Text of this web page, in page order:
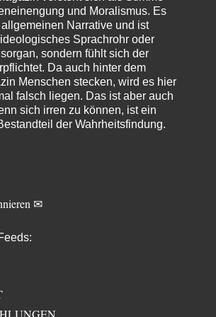
zu:
wir müssen alle sterben!
dieses Kommentars weiß es ganz genau. Er hat die
SYSTEMvor 15 Stunden zu:
scheiterte
Tat, steiges Problematisieren und die letzten
nicht hilfreich.…
hilfreichen Hinweis ;-) Ob Hamed Abdel-Samad
zu:
zur ewigen
: "So ist das in der Bundesrepublik: von
Geheimdienst- und
geschrieben haben und nicht „Scheitern“, denn
und Moralismus. Es
Narrative und ist
Sprachrohr oder
sondern fühlt sich der
Da auch hinter dem
Menschen stecken, wird es hier
falsch liegen. Das ist aber auch
sich irren zu können, ist ein
der Wahrheitsfindung.
✉